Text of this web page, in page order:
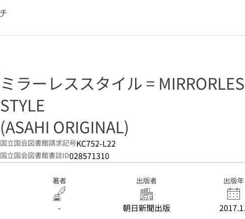
ミラーレススタイル =
STYLE
(ASAHI ORIGINAL)
国立国会図書館請求記号KC752-L22
国立国会図書館書誌ID028571310
著者
-
出版者
朝日新聞出版
出版年